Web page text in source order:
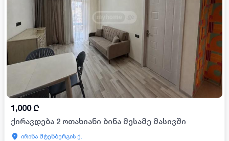
1,000 ₾
ქირავდება 2 ოთახიანი ბინა მესამე მასივში
ირინა შტენბერგის ქ.